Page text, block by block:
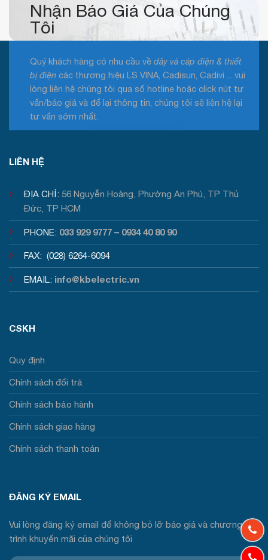
Nhận Báo Giá Của Chúng
Tôi
Quý khách hàng có nhu cầu về dây và cáp điện & thiết
bị điện các thương hiệu LS VINA, Cadisun, Cadivi ... vui
lòng liên hệ chúng tôi qua số hotline hoặc click nút tư
vấn/báo giá và để lại thông tin, chúng tôi sẽ liên hệ lại
tư vấn sớm nhất.
LIÊN HỆ
ĐỊA CHỈ: 56 Nguyễn Hoàng, Phường An Phú, TP Thủ
Đức, TP HCM
PHONE: 033 929 9777 – 0934 40 80 90
FAX: (028) 6264-6094
EMAIL: info@kbelectric.vn
CSKH
Quy định
Chính sách đổi trả
Chính sách bảo hành
Chính sách giao hàng
Chính sách thanh toán
ĐĂNG KÝ EMAIL
Vui lòng đăng ký email để không bỏ lỡ báo giá và chương
trình khuyến mãi của chúng tôi